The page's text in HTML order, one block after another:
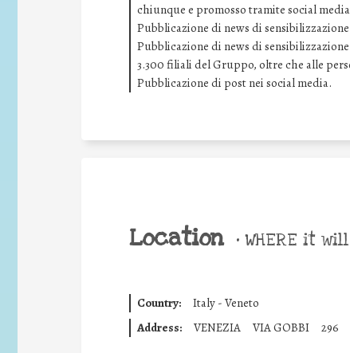
chiunque e promosso tramite social
Pubblicazione di news di
Pubblicazione di news di
3.300 filiali del Gruppo, oltre che alle
Pubblicazione di post nei social media.
Location • WHERE it
Country:
Italy - Veneto
Address:
VENEZIA VIA GOBBI 296